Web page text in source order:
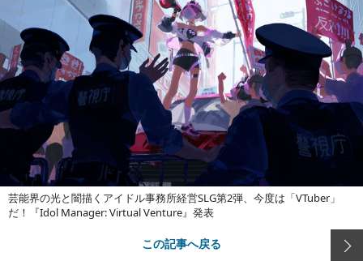
芸能界の光と闇描くアイドル事務所経営SLG第2弾、今度は「VTuber」
だ！『Idol Manager: Virtual Venture』発表
この記事へ戻る